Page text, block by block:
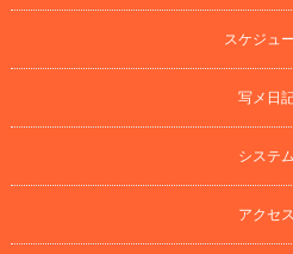
スケジュ
写メ日
システム
アクセス